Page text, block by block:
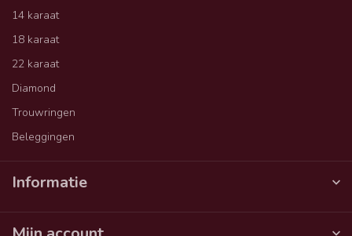
14 karaat
18 karaat
22 karaat
Diamond
Trouwringen
Beleggingen
Informatie